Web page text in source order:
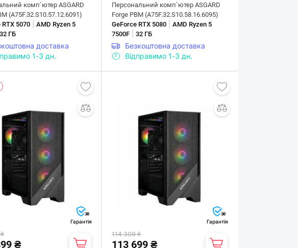
комп`ютер ASGARD
(A75F.32.S10.57.12.6091)
RTX 5070 |AMD Ryzen 5
32 ГБ
доставка
1-3 дн.
Персональний комп`ютер ASGARD
Forge PBM (A75F.32.S10.58.16.6095)
GeForce RTX 5080 |AMD Ryzen 5
7500F |32 ГБ
Безкоштовна доставка
Відправимо 1-3 дн.
36
Гарантія
₴
36
Гарантія
114 309 ₴
113 699 ₴